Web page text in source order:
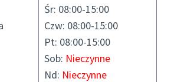
Śr: 08:00-15:00
Czw: 08:00-15:00
Pt: 08:00-15:00
Sob: Nieczynne
Nd: Nieczynne